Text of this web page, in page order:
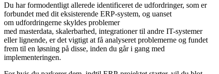
Du har formodentligt allerede identificeret de udfordringer, som er
forbundet med dit eksisterende ERP-system, og uanset
om udfordringerne skyldes problemer
med masterdata, skalerbarhed, integrationer til andre IT-systemer
eller lignende, er det vigtigt at få analyseret problemerne og fundet
frem til en løsning på disse, inden du går i gang med
implementeringen.